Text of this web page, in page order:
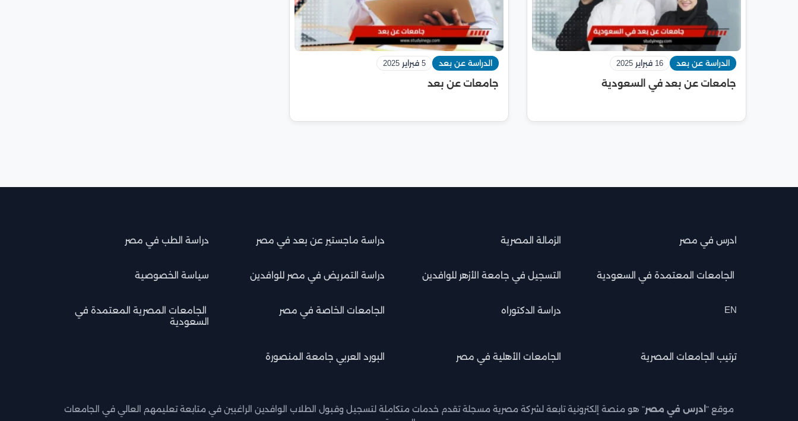
الدراسة عن بعد 16 فبراير 2025
جامعات عن بعد في السعودية
الدراسة عن بعد 5 فبراير 2025
جامعات عن بعد
ادرس في مصر الزمالة المصرية دراسة ماجستير عن بعد في مصر دراسة الطب في مصر
الجامعات المعتمدة في السعودية التسجيل في جامعة الأزهر للوافدين دراسة التمريض في مصر للوافدين سياسة الخصوصية
EN دراسة الدكتوراه الجامعات الخاصة في مصر
الجامعات المصرية المعتمدة في
السعودية
ترتيب الجامعات المصرية الجامعات الأهلية في مصر البورد العربي جامعة المنصورة
موقع " ادرس في مصر" هو منصة إلكترونية تابعة لشركة مصرية مسجلة تقدم خدمات متكاملة لتسجيل وقبول الطلاب الوافدين الراغبين في متابعة تعليمهم العالي في الجامعات